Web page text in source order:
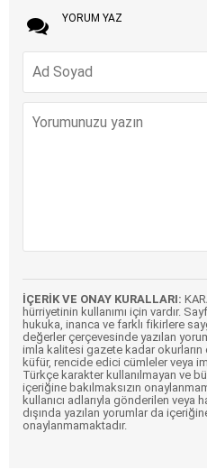
YORUM YAZ
İÇERİK VE ONAY KURALLARI:
hürriyetinin kullanımı için vardır.
hukuka, inanca ve farklı fikirlere
değerler çerçevesinde yazılan
imla kalitesi gazete kadar okurların
küfür, rencide edici cümleler veya
Türkçe karakter kullanılmayan ve
içeriğine bakılmaksızın
kullanıcı adlarıyla gönderilen veya
dışında yazılan yorumlar da
onaylanmamaktadır.